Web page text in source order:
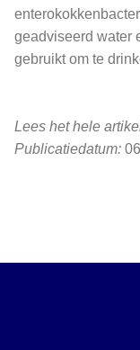
geadviseerd water
gebruikt om te
Lees het hele
Publicatiedatum: